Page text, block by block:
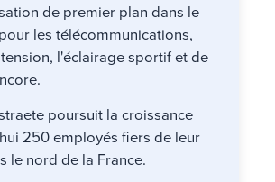
de premier plan dans le
les télécommunications,
l'éclairage sportif et de
poursuit la croissance
250 employés fiers de leur
le nord de la France.